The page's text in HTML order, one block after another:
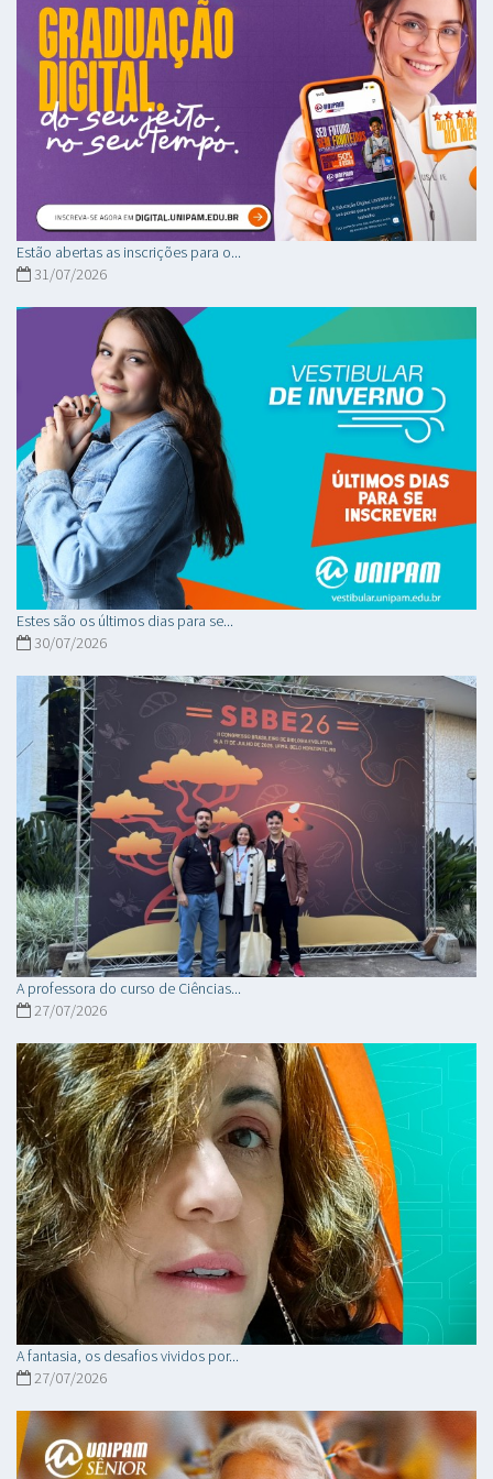
Estão abertas as inscrições para o...
31/07/2026
Estes são os últimos dias para se...
30/07/2026
A professora do curso de Ciências...
27/07/2026
A fantasia, os desafios vividos por...
27/07/2026